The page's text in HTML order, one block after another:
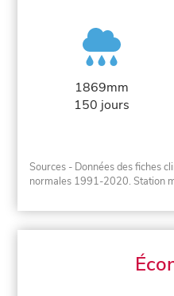
1869mm
150 jours
Sources - Données des fiches
normales 1991-2020. Station